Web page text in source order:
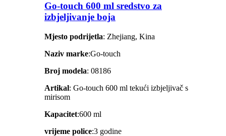
Go-touch 600 ml sredstvo za
izbjeljivanje boja
Mjesto podrijetla: Zhejiang, Kina
Naziv marke:Go-touch
Broj modela: 08186
Artikal: Go-touch 600 ml tekući izbjeljivač s
mirisom
Kapacitet:600 ml
vrijeme police:3 godine